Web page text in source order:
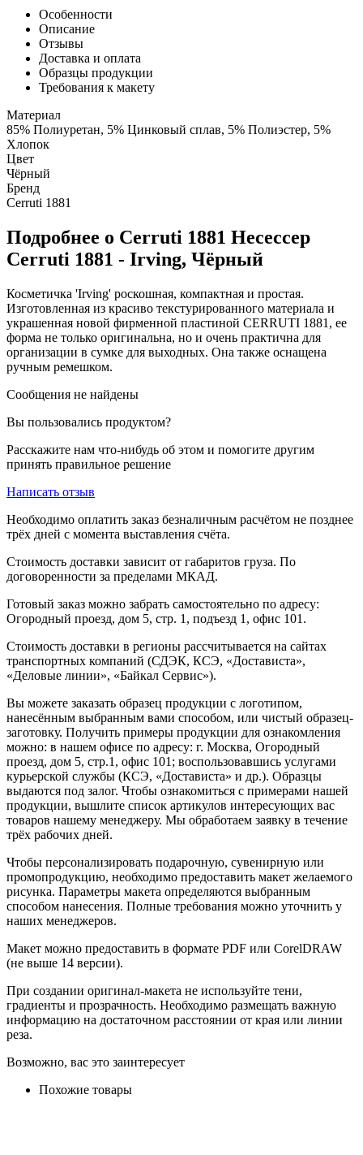
Особенности
Описание
Отзывы
Доставка и оплата
Образцы продукции
Требования к макету
Материал
85% Полиуретан, 5% Цинковый сплав, 5% Полиэстер, 5%
Хлопок
Цвет
Чёрный
Бренд
Cerruti 1881
Подробнее о Cerruti 1881 Несессер
Cerruti 1881 - Irving, Чёрный
Косметичка 'Irving' роскошная, компактная и простая.
Изготовленная из красиво текстурированного материала и
украшенная новой фирменной пластиной CERRUTI 1881, ее
форма не только оригинальна, но и очень практична для
организации в сумке для выходных. Она также оснащена
ручным ремешком.
Сообщения не найдены
Вы пользовались продуктом?
Расскажите нам что-нибудь об этом и помогите другим
принять правильное решение
Написать отзыв
Необходимо оплатить заказ безналичным расчётом не позднее
трёх дней с момента выставления счёта.
Стоимость доставки зависит от габаритов груза. По
договоренности за пределами МКАД.
Готовый заказ можно забрать самостоятельно по адресу:
Огородный проезд, дом 5, стр. 1, подъезд 1, офис 101.
Стоимость доставки в регионы рассчитывается на сайтах
транспортных компаний (СДЭК, КСЭ, «Достависта»,
«Деловые линии», «Байкал Сервис»).
Вы можете заказать образец продукции с логотипом,
нанесённым выбранным вами способом, или чистый образец-
заготовку. Получить примеры продукции для ознакомления
можно: в нашем офисе по адресу: г. Москва, Огородный
проезд, дом 5, стр.1, офис 101; воспользовавшись услугами
курьерской службы (КСЭ, «Достависта» и др.). Образцы
выдаются под залог. Чтобы ознакомиться с примерами нашей
продукции, вышлите список артикулов интересующих вас
товаров нашему менеджеру. Мы обработаем заявку в течение
трёх рабочих дней.
Чтобы персонализировать подарочную, сувенирную или
промопродукцию, необходимо предоставить макет желаемого
рисунка. Параметры макета определяются выбранным
способом нанесения. Полные требования можно уточнить у
наших менеджеров.
Макет можно предоставить в формате PDF или CorelDRAW
(не выше 14 версии).
При создании оригинал-макета не используйте тени,
градиенты и прозрачность. Необходимо размещать важную
информацию на достаточном расстоянии от края или линии
реза.
Возможно, вас это заинтересует
Похожие товары